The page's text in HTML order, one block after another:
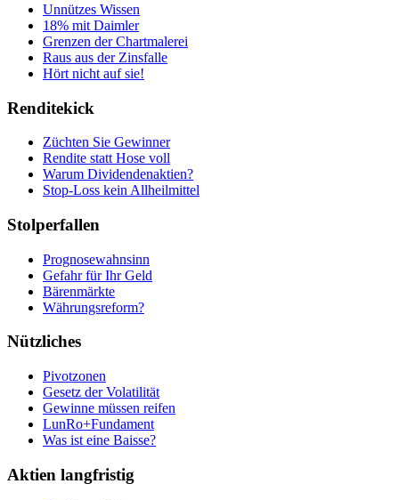
Unnützes Wissen
18% mit Daimler
Grenzen der Chartmalerei
Raus aus der Zinsfalle
Hört nicht auf sie!
Renditekick
Züchten Sie Gewinner
Rendite statt Hose voll
Warum Dividendenaktien?
Stop-Loss kein Allheilmittel
Stolperfallen
Prognosewahnsinn
Gefahr für Ihr Geld
Bärenmärkte
Währungsreform?
Nützliches
Pivotzonen
Gesetz der Volatilität
Gewinne müssen reifen
LunRo+Fundament
Was ist eine Baisse?
Aktien langfristig